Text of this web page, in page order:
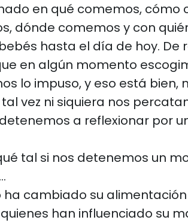
en qué comemos, cómo
dónde comemos y con
hasta el día de hoy. De
en algún momento
lo impuso, y eso está bien,
tal vez ni siquiera nos
a reflexionar por
tal si nos detenemos un
ha cambiado su
han influenciado su